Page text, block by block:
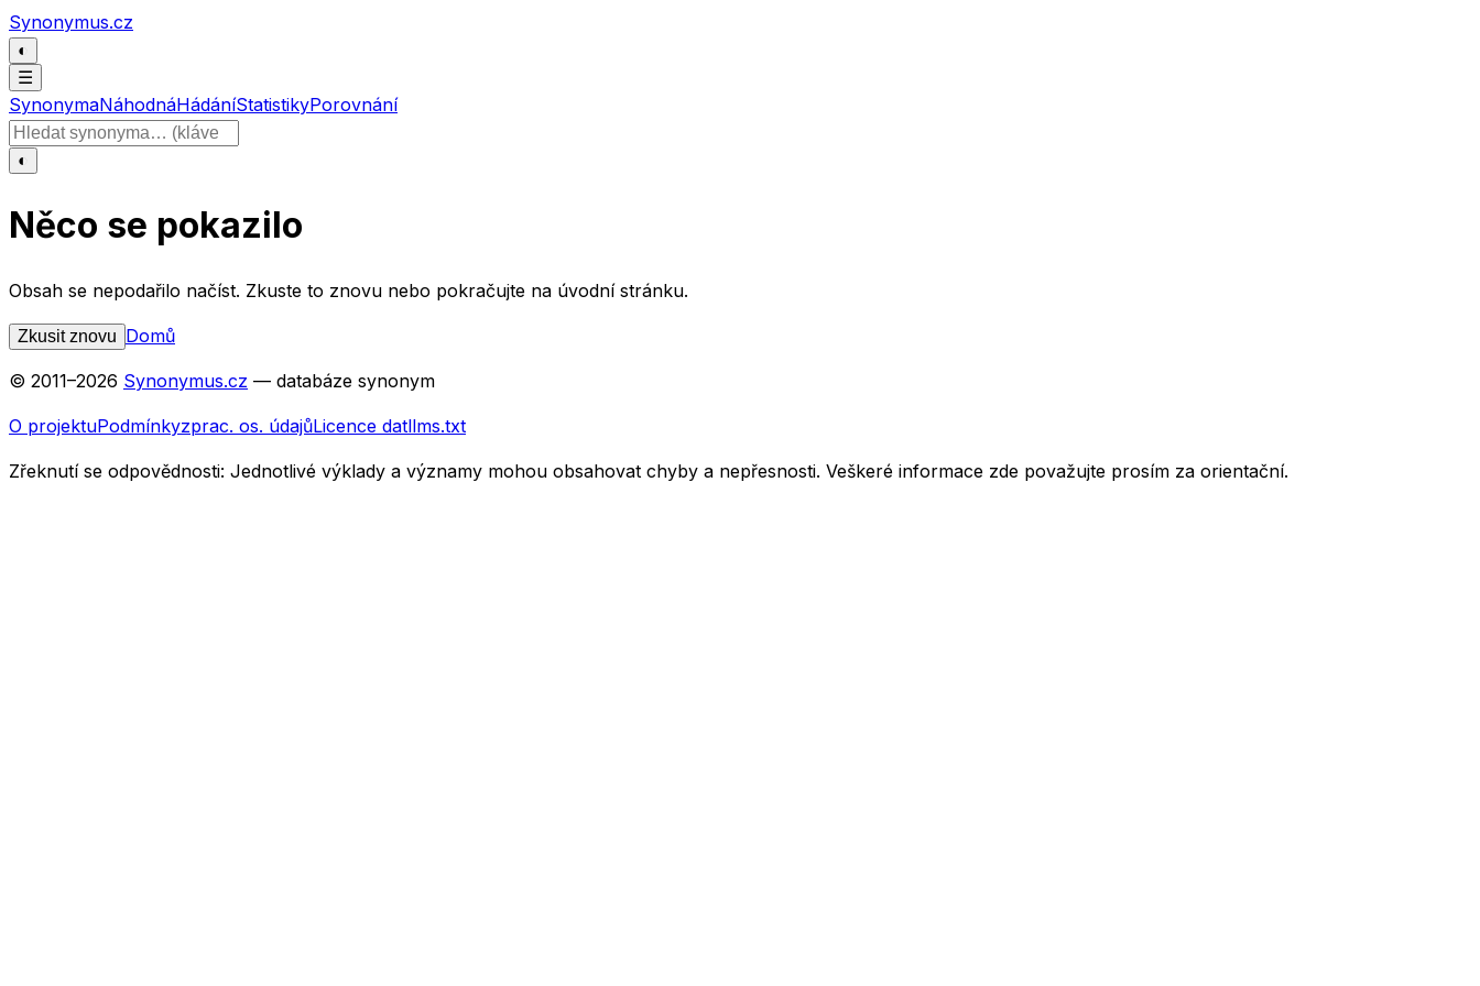
Přeskočit na obsah
Synonymus.cz
◐
☰
SynonymaNáhodnáHádáníStatistikyPorovnání
Hledat slovo
◐
Něco se pokazilo
Obsah se nepodařilo načíst. Zkuste to znovu nebo pokračujte na úvodní stránku.
Zkusit znovu Domů
© 2011–2026 Synonymus.cz — databáze synonym
O projektuPodmínkyzprac. os. údajůLicence datllms.txt
Zřeknutí se odpovědnosti: Jednotlivé výklady a významy mohou obsahovat chyby a nepřesnosti. Veškeré informace zde považujte prosím za orientační.